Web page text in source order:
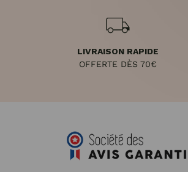
LIVRAISON RAPIDE
OFFERTE DÈS 70€